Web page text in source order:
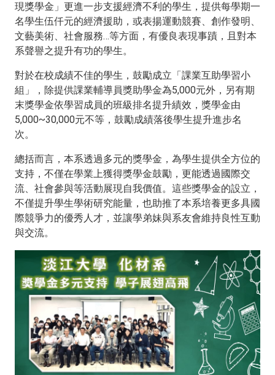
現獎學金」更進一步支援經濟不利的學生，提供每學期一
名學生伍仟元的經濟援助，或表揚運動競賽、創作發明、
文藝美術、社會服務…等方面，有優良表現事蹟，且對本
系聲譽之提升有功的學生。
對於在校成績不佳的學生，鼓勵成立「課業互助學習小
組」，除提供課業輔導員獎助學金為5,000元外，另有期
末獎學金依學習成員的班級排名提升績效，獎學金由
5,000~30,000元不等，鼓勵成績落後學生提升進步名
次。
總括而言，本系透過多元的獎學金，為學生提供全方位的
支持，不僅在學業上獲得獎學金鼓勵，更能透過國際交
流、社會參與等活動展現自我價值。這些獎學金的設立，
不僅提升學生學術研究能量，也助推了本系培養更多具國
際競爭力的優秀人才，並讓學弟妹與系友會維持良性互動
與交流。